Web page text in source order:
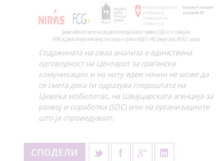
Содржината на оваа анализа е единствена
одговорност на Центарот за граѓански
комуникации и на ниту еден начин не може да
се смета дека ги одразува гледиштата на
Цивика мобилитас, на Швајцарската агенција за
развој и соработка (SDC) или на организациите
што ја спроведуваат.
СПОДЕЛИ